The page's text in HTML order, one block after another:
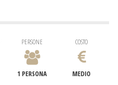
PERSONE
1 PERSONA
COSTO
MEDIO